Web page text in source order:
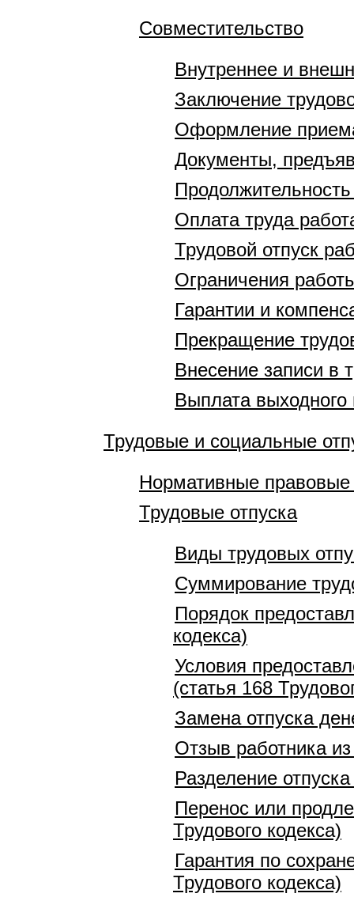
Совместительство
Внутреннее и
Заключение
Оформление
Документы,
Оплата труда
Трудовой отпуск
Ограничения
Гарантии и
Прекращение
Внесение записи в
Выплата
Трудовые и социальные
Нормативные
Трудовые отпуска
Виды трудовых
Суммирование
Порядок
кодекса)
Условия
(статья 168
Замена отпуска
Отзыв работника из
Разделение
Перенос или
Трудового кодекса)
Гарантия по
Трудового кодекса)